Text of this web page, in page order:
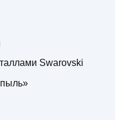
Swarovski